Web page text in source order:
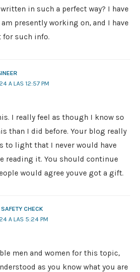
in such a perfect way? I have
presently working on, and I have
for such info.
A LAS 12:57 PM
I really feel as though I know so
than I did before. Your blog really
to light that I never would have
reading it. You should continue
would agree youve got a gift.
CHECK
A LAS 5:24 PM
men and women for this topic,
as you know what you are